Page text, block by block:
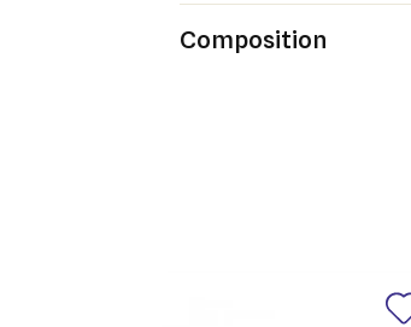
Composition